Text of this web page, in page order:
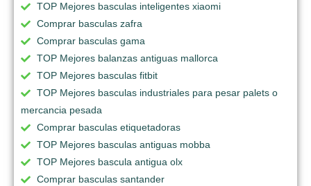
TOP Mejores basculas inteligentes xiaomi
Comprar basculas zafra
Comprar basculas gama
TOP Mejores balanzas antiguas mallorca
TOP Mejores basculas fitbit
TOP Mejores basculas industriales para pesar palets o
mercancia pesada
Comprar basculas etiquetadoras
TOP Mejores basculas antiguas mobba
TOP Mejores bascula antigua olx
Comprar basculas santander